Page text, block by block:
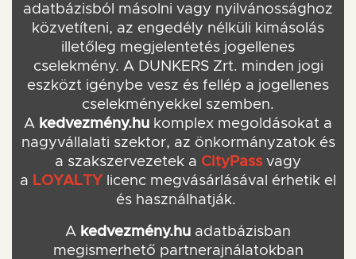
adatbázisból másolni vagy nyilvánossághoz
közvetíteni, az engedély nélküli kimásolás
illetőleg megjelentetés jogellenes
cselekmény. A DUNKERS Zrt. minden jogi
eszközt igénybe vesz és fellép a jogellenes
cselekményekkel szemben.
A kedvezmény.hu komplex megoldásokat a
nagyvállalati szektor, az önkormányzatok és
a szakszervezetek a CityPassvagy
a LOYALTY licenc megvásárlásával érhetik el
és használhatják.
A kedvezmény.hu adatbázisban
megismerhető partnerajnálatokban